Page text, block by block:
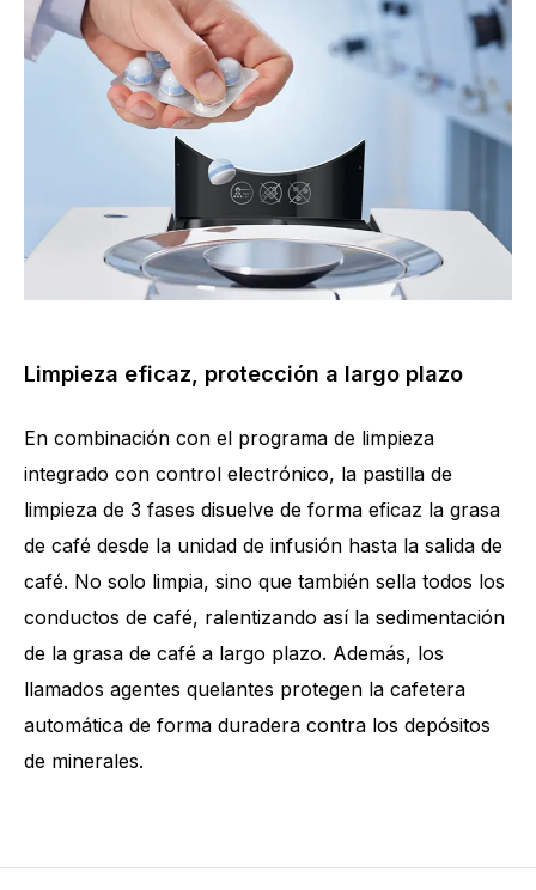
Limpieza eficaz, protección a largo plazo
En combinación con el programa de limpieza
integrado con control electrónico, la pastilla de
limpieza de 3 fases disuelve de forma eficaz la grasa
de café desde la unidad de infusión hasta la salida de
café. No solo limpia, sino que también sella todos los
conductos de café, ralentizando así la sedimentación
de la grasa de café a largo plazo. Además, los
llamados agentes quelantes protegen la cafetera
automática de forma duradera contra los depósitos
de minerales.